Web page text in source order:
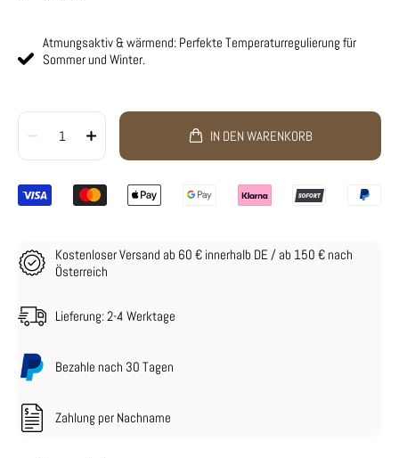
Atmungsaktiv & wärmend: Perfekte Temperaturregulierung für
Sommer und Winter.
1 IN DEN WARENKORB
Kostenloser Versand ab 60 € innerhalb DE / ab 150 € nach
Österreich
Lieferung: 2-4 Werktage
Bezahle nach 30 Tagen
Zahlung per Nachname